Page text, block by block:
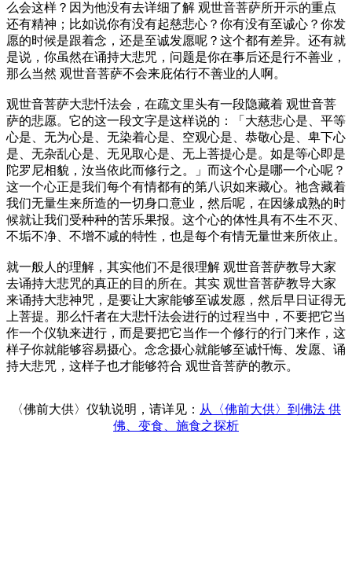
么会这样？因为他没有去详细了解 观世音菩萨所开示的重点
还有精神；比如说你有没有起慈悲心？你有没有至诚心？你发
愿的时候是跟着念，还是至诚发愿呢？这个都有差异。还有就
是说，你虽然在诵持大悲咒，问题是你在事后还是行不善业，
那么当然 观世音菩萨不会来庇佑行不善业的人啊。
观世音菩萨大悲忏法会，在疏文里头有一段隐藏着 观世音菩
萨的悲愿。它的这一段文字是这样说的：「大慈悲心是、平等
心是、无为心是、无染着心是、空观心是、恭敬心是、卑下心
是、无杂乱心是、无见取心是、无上菩提心是。如是等心即是
陀罗尼相貌，汝当依此而修行之。」而这个心是哪一个心呢？
这一个心正是我们每个有情都有的第八识如来藏心。祂含藏着
我们无量生来所造的一切身口意业，然后呢，在因缘成熟的时
候就让我们受种种的苦乐果报。这个心的体性具有不生不灭、
不垢不净、不增不减的特性，也是每个有情无量世来所依止。
就一般人的理解，其实他们不是很理解 观世音菩萨教导大家
去诵持大悲咒的真正的目的所在。其实 观世音菩萨教导大家
来诵持大悲神咒，是要让大家能够至诚发愿，然后早日证得无
上菩提。那么忏者在大悲忏法会进行的过程当中，不要把它当
作一个仪轨来进行，而是要把它当作一个修行的行门来作，这
样子你就能够容易摄心。念念摄心就能够至诚忏悔、发愿、诵
持大悲咒，这样子也才能够符合 观世音菩萨的教示。
〈佛前大供〉仪轨说明，请详见： 从〈佛前大供〉到佛法 供
佛、变食、施食之探析